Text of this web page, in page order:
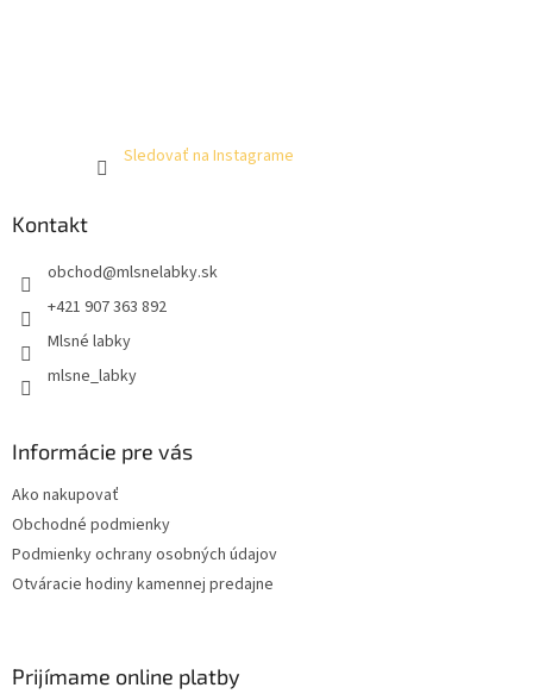
Sledovať na Instagrame
Kontakt
obchod@mlsnelabky.sk
+421 907 363 892
Mlsné labky
mlsne_labky
Informácie pre vás
Ako nakupovať
Obchodné podmienky
Podmienky ochrany osobných údajov
Otváracie hodiny kamennej predajne
Prijímame online platby